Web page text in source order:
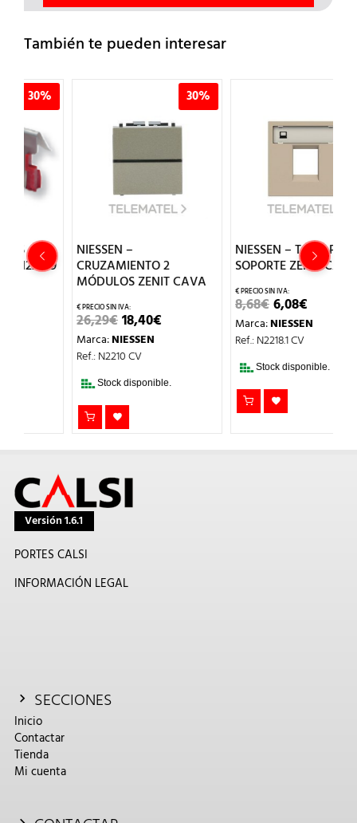
También te pueden interesar
NIESSEN –
CRUZAMIENTO 2
MÓDULOS ZENIT CAVA
EL
PRECIO
ORIGINAL
ERA:
18,40€EL
PRECIO
ACTUAL
ES:
NIESSEN
Ref.: N2210 CV
Stock disponible.
NIESSEN – TAPA PARA 1
SOPORTE ZENIT CAVA
EL
PRECIO
ORIGINAL
ERA:
6,08€EL
PRECIO
ACTUAL
ES:
NIESSEN
Ref.: N2218.1 CV
Stock disponible.
Versión 1.6.1
PORTES CALSI
INFORMACIÓN LEGAL
SECCIONES
Inicio
Contactar
Tienda
Mi cuenta